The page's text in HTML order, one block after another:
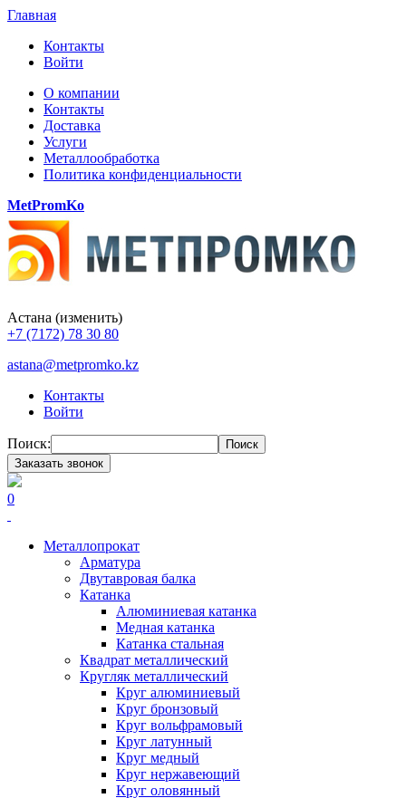
Главная
Контакты
Войти
О компании
Контакты
Доставка
Услуги
Металлообработка
Политика конфиденциальности
MetPromKo
Астана (изменить)
+7 (7172) 78 30 80
astana@metpromko.kz
Контакты
Войти
Поиск:
Поиск
Заказать звонок
0
Металлопрокат
Арматура
Двутавровая балка
Катанка
Алюминиевая катанка
Медная катанка
Катанка стальная
Квадрат металлический
Кругляк металлический
Круг алюминиевый
Круг бронзовый
Круг вольфрамовый
Круг латунный
Круг медный
Круг нержавеющий
Круг оловянный